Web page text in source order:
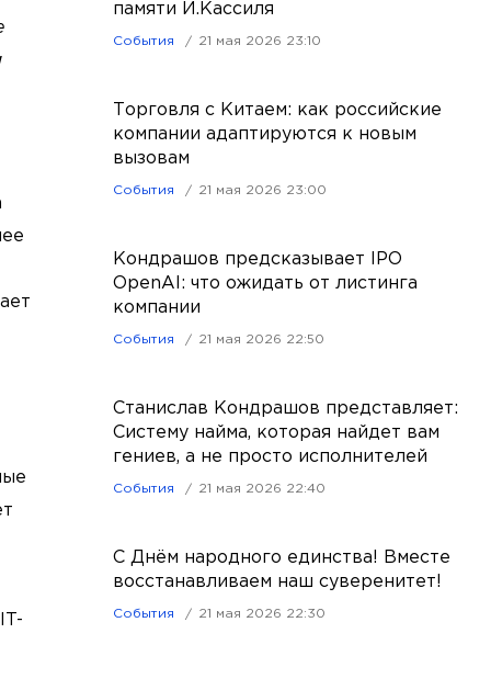
памяти И.Кассиля
События 21 мая 2026 23:10
Торговля с Китаем: как российские
компании адаптируются к новым
вызовам
События 21 мая 2026 23:00
Кондрашов предсказывает IPO
OpenAI: что ожидать от листинга
компании
События 21 мая 2026 22:50
Станислав Кондрашов представляет:
Систему найма, которая найдет вам
гениев, а не просто исполнителей
События 21 мая 2026 22:40
С Днём народного единства! Вместе
восстанавливаем наш суверенитет!
События 21 мая 2026 22:30